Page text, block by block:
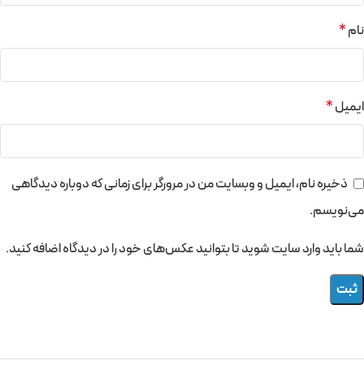
نام*
ایمیل*
ذخیره نام، ایمیل و وبسایت من در مرورگر برای زمانی که دوباره دیدگاهی
می‌نویسم.
شما باید وارد سایت شوید تا بتوانید عکس‌های خود را در دیدگاه اضافه کنید.